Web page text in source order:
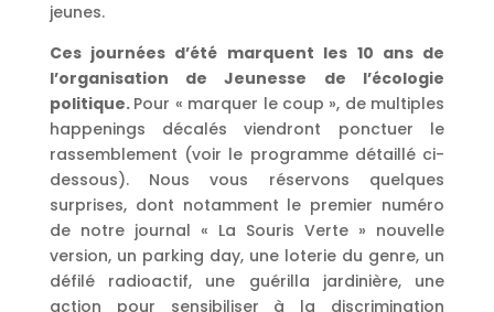
jeunes.
Ces journées d’été marquent les 10 ans de
l’organisation de Jeunesse de l’écologie
politique. Pour « marquer le coup », de multiples
happenings décalés viendront ponctuer le
rassemblement (voir le programme détaillé ci-
dessous). Nous vous réservons quelques
surprises, dont notamment le premier numéro
de notre journal « La Souris Verte » nouvelle
version, un parking day, une loterie du genre, un
défilé radioactif, une guérilla jardinière, une
action pour sensibiliser à la discrimination